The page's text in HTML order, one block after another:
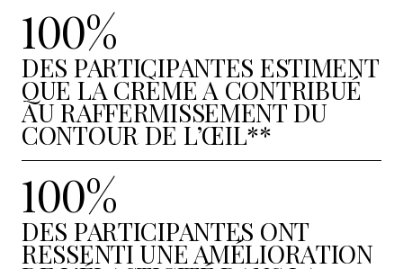
100%
DES PARTICIPANTES ESTIMENT
QUE LA CRÈME A CONTRIBUÉ
AU RAFFERMISSEMENT DU
CONTOUR DE L’ŒIL**
100%
DES PARTICIPANTES ONT
RESSENTI UNE AMÉLIORATION